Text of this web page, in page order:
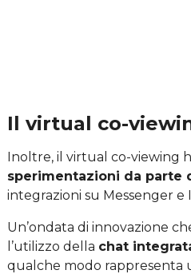
Il virtual co-
Inoltre, il virtual co-viewing
sperimentazioni da parte
integrazioni su Messenger e
Un’ondata di innovazione
l’utilizzo della chat
qualche modo rappresenta